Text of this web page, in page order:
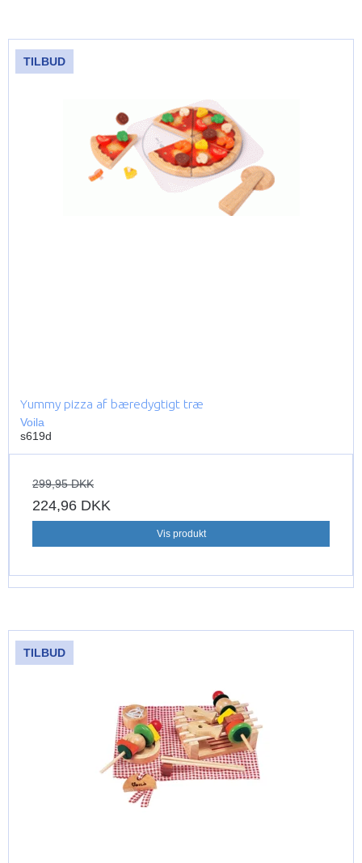
TILBUD
Yummy pizza af bæredygtigt træ
Voila
s619d
299,95 DKK
224,96 DKK
Vis produkt
TILBUD